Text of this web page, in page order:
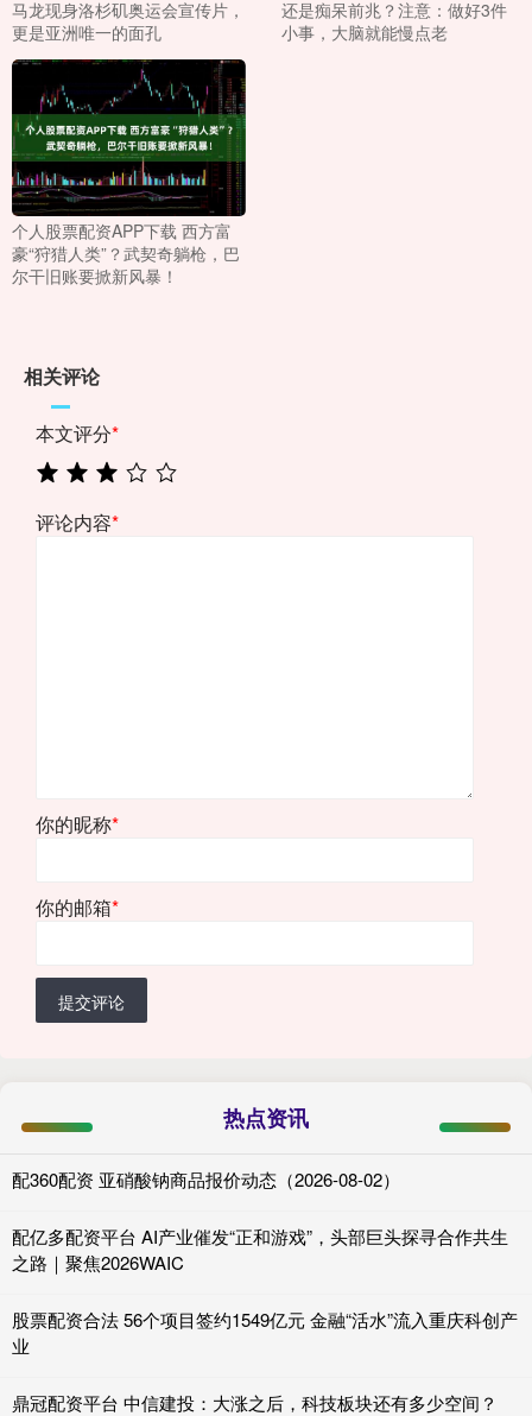
马龙现身洛杉矶奥运会宣传片，
更是亚洲唯一的面孔
还是痴呆前兆？注意：做好3件
小事，大脑就能慢点老
个人股票配资APP下载 西方富
豪“狩猎人类”？武契奇躺枪，巴
尔干旧账要掀新风暴！
相关评论
本文评分*
评论内容*
你的昵称*
你的邮箱*
提交评论
热点资讯
配360配资 亚硝酸钠商品报价动态（2026-08-02）
配亿多配资平台 AI产业催发“正和游戏”，头部巨头探寻合作共生
之路｜聚焦2026WAIC
股票配资合法 56个项目签约1549亿元 金融“活水”流入重庆科创产
业
鼎冠配资平台 中信建投：大涨之后，科技板块还有多少空间？